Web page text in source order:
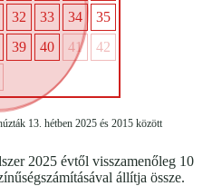
32 33 34
35
39 40 41
42
13. hétben 2025 és 2015 között
2025 évtől visszamenőleg 10
állítja össze.